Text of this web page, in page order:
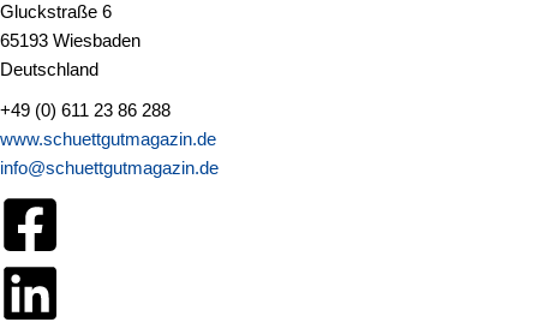
Gluckstraße 6
65193 Wiesbaden
Deutschland
+49 (0) 611 23 86 288
www.schuettgutmagazin.de
info@schuettgutmagazin.de